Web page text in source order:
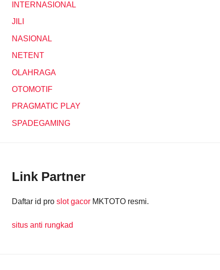
INTERNASIONAL
JILI
NASIONAL
NETENT
OLAHRAGA
OTOMOTIF
PRAGMATIC PLAY
SPADEGAMING
Link Partner
Daftar id pro slot gacor MKTOTO resmi.
situs anti rungkad